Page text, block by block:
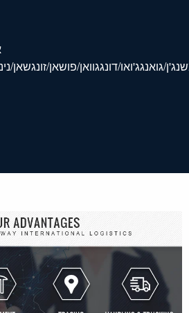
גואנגג'ואו/דונגגוואן/פושאן/זונגשאן/